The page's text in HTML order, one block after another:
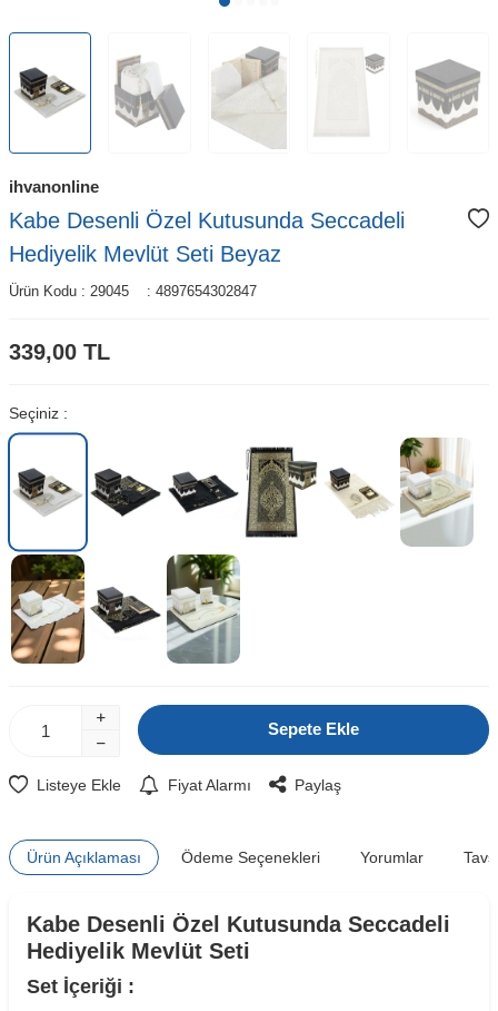
ihvanonline
Kabe Desenli Özel Kutusunda Seccadeli
Hediyelik Mevlüt Seti Beyaz
Ürün Kodu : 29045 : 4897654302847
339,00 TL
Seçiniz :
Sepete Ekle
Listeye Ekle Fiyat Alarmı Paylaş
Ürün Açıklaması Ödeme Seçenekleri Yorumlar
Kabe Desenli Özel Kutusunda Seccadeli
Hediyelik Mevlüt Seti
Set İçeriği :